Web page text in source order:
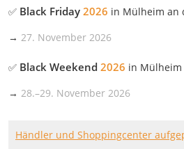
✅ Black Friday2026 in Mülheim an
→ 27. November 2026
✅ Black Weekend 2026 in
→ 28.–29. November 2026
Händler und Shoppingcenter